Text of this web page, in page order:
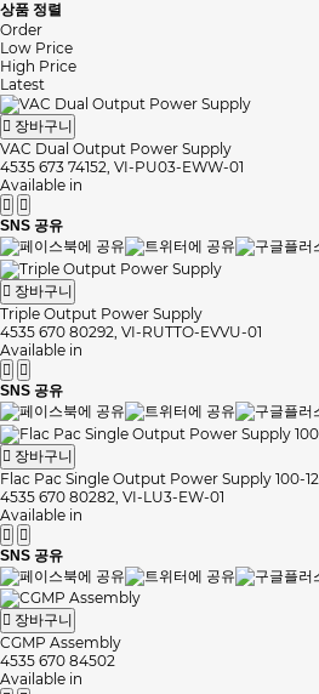
상품 정렬
Order
Low Price
High Price
Latest
장바구니
VAC Dual Output Power Supply
4535 673 74152, VI-PU03-EWW-01
Available in
SNS 공유
장바구니
Triple Output Power Supply
4535 670 80292, VI-RUTTO-EVVU-01
Available in
SNS 공유
장바구니
Flac Pac Single Output Power Supply 100-
4535 670 80282, VI-LU3-EW-01
Available in
SNS 공유
장바구니
CGMP Assembly
4535 670 84502
Available in